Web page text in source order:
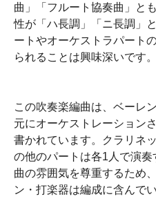
曲」「フルート協奏曲」と
性が「ハ長調」「ニ長調」
ートやオーケストラパート
られることは興味深いです。
この吹奏楽編曲は、ベーレ
元にオーケストレーション
書かれています。クラリネ
の他のパートは各1人で演
曲の雰囲気を尊重するため
ン・打楽器は編成に含んで